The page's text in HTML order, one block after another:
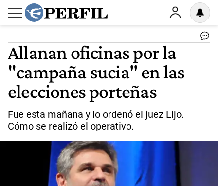
Allanan oficinas por la
"campaña sucia" en las
elecciones porteñas
Fue esta mañana y lo ordenó el juez Lijo.
Cómo se realizó el operativo.